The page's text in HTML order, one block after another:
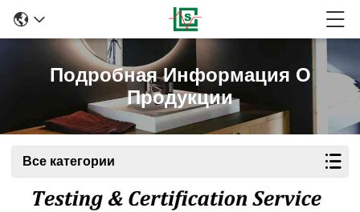
Подробная Информация О
Продукции
Все категории